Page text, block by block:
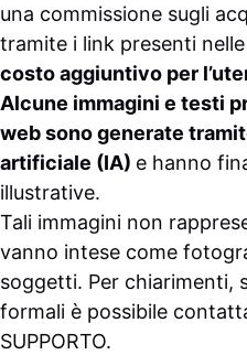
una commissione sugli
tramite i link presenti
costo aggiuntivo per
Alcune immagini e testi
web sono generate
artificiale (IA) e hanno
illustrative.
Tali immagini non
vanno intese come
soggetti. Per chiarimenti,
formali è possibile
SUPPORTO.